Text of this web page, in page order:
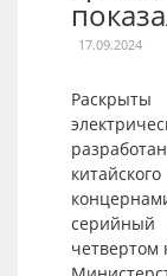
17.09.2024
четвертом